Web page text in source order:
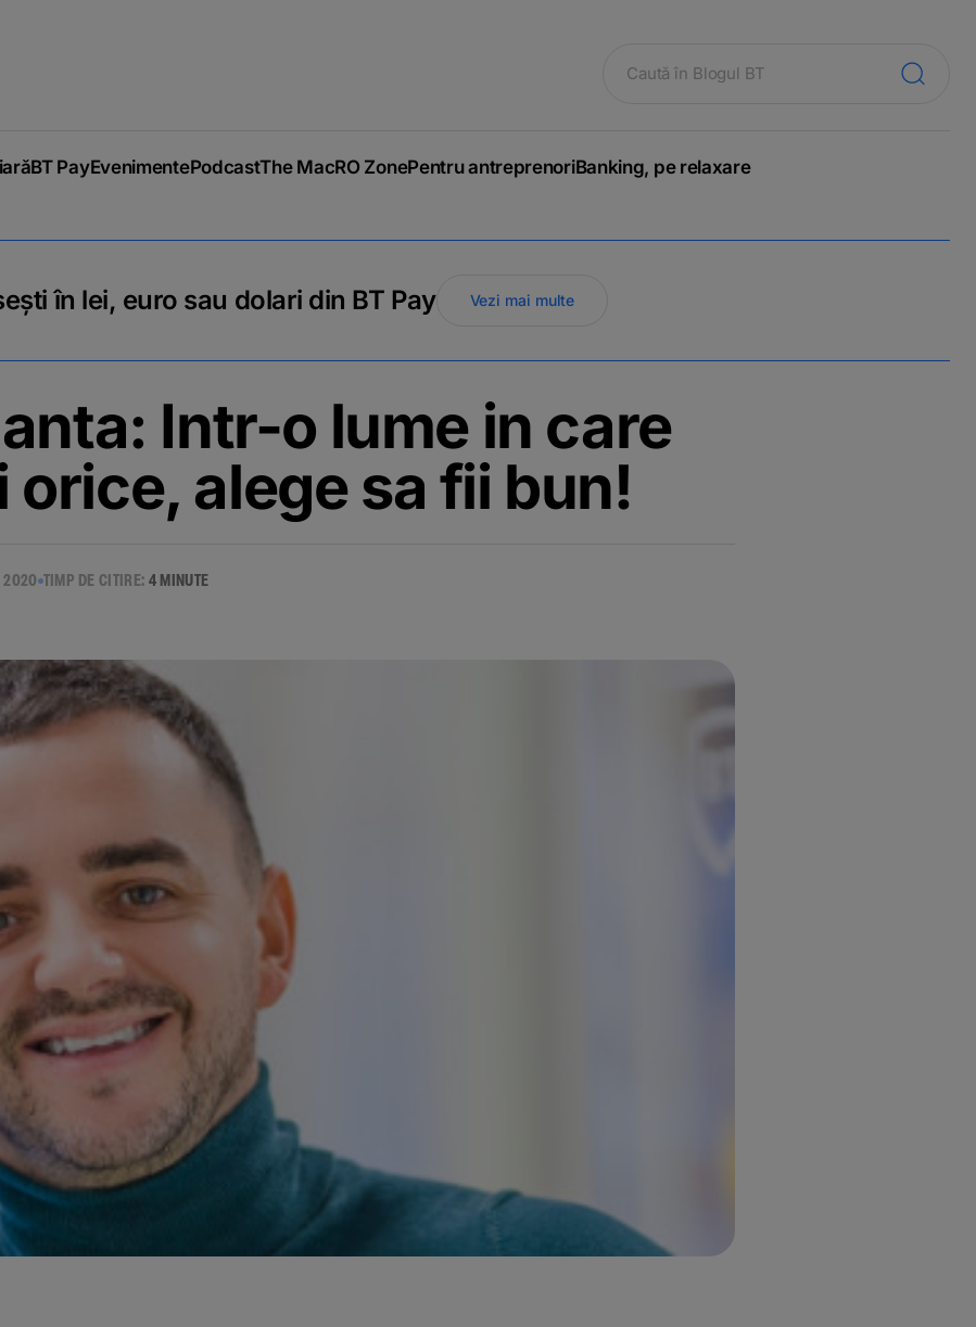
BT PayEvenimentePodcastThe MacRO ZonePentru antreprenoriBanking, pe relaxare
în lei, euro sau dolari din BT Pay Vezi mai multe
Intr-o lume in care
orice, alege sa fii bun!
2020 TIMP DE CITIRE: 4 MINUTE